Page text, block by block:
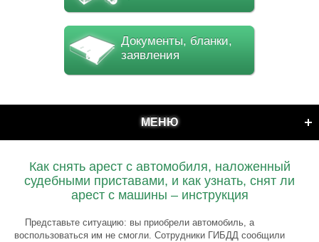
Документы, бланки,
заявления
МЕНЮ
Как снять арест с автомобиля, наложенный
судебными приставами, и как узнать, снят ли
арест с машины – инструкция
Представьте ситуацию: вы приобрели автомобиль, а
воспользоваться им не смогли. Сотрудники ГИБДД сообщили